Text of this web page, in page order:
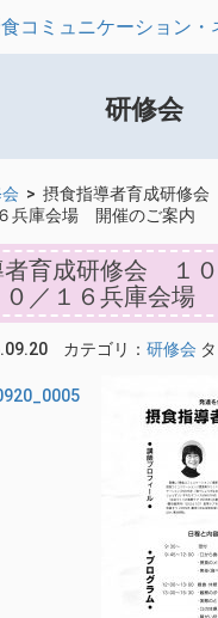
研修会
> 摂食指導者育成研修
兵庫会場 開催のご案内
者育成研修会 １
／１６兵庫会場
カテゴリ： 研修会